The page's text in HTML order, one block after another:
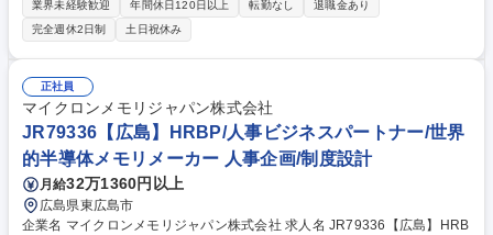
工学エンジニアをお任せ。データ解析を通じて生産計画の立案や改善提案
を行い、工場全体の生産性を高める重要な役割を担います。 【詳細】生産
工学エンジニア：データ解析を通じて生産性を高めるための改善提案や生
産計画の立案をご担当いただきます。最先端半導体メモリの製造において
生産性向上の役割を担う本業務は、当社の中でも重要な役割を担う業務に
なります。 【魅力】半導体メモリは、今後のIT社会の発展には欠かせず、
自身の仕事を通じて世の中の発展に貢献することができるやりがいがござ
います。 募集職種 □JR95250【広島】未経験生産工学エンジニア/第二新
卒歓迎/半導体メーカー
業界未経験歓迎 年間休日120日以上 転勤なし
退職金あり
完全週休2日制
土日祝休み
正社員
マイクロンメモリジャパン株式会社
JR79336【広島】HRBP/人事ビジネスパートナー/世界
的半導体メモリメーカー 人事企画/制度設計
月給32万1360円以上
広島県東広島市
企業名 マイクロンメモリジャパン株式会社 求人名 JR79336【広島】HRB